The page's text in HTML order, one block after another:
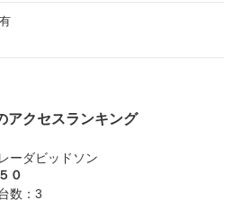
有
アクセスランキング
ーダビッドソン
０
数：3